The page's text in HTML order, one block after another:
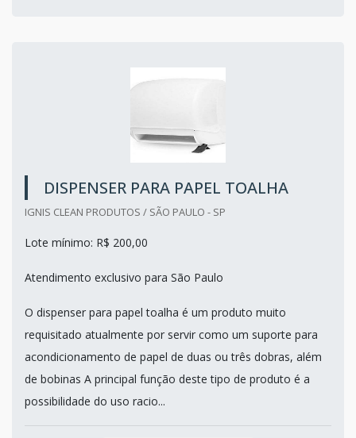
DISPENSER PARA PAPEL TOALHA
IGNIS CLEAN PRODUTOS / SÃO PAULO - SP
Lote mínimo: R$ 200,00
Atendimento exclusivo para São Paulo
O dispenser para papel toalha é um produto muito
requisitado atualmente por servir como um suporte para
acondicionamento de papel de duas ou três dobras, além
de bobinas A principal função deste tipo de produto é a
possibilidade do uso racio...